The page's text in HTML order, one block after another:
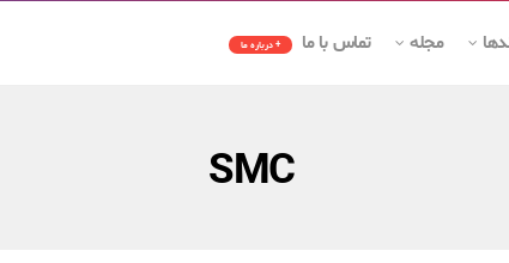
مجله تماس با ما + درباره ما
SMC